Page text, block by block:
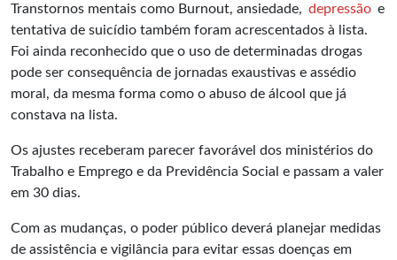
Transtornos mentais como Burnout, ansiedade, depressão e
tentativa de suicídio também foram acrescentados à lista.
Foi ainda reconhecido que o uso de determinadas drogas
pode ser consequência de jornadas exaustivas e assédio
moral, da mesma forma como o abuso de álcool que já
constava na lista.
Os ajustes receberam parecer favorável dos ministérios do
Trabalho e Emprego e da Previdência Social e passam a valer
em 30 dias.
Com as mudanças, o poder público deverá planejar medidas
de assistência e vigilância para evitar essas doenças em